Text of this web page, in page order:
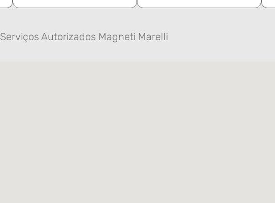
Serviços Autorizados Magneti Marelli